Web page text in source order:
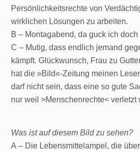
Persönlichkeitsrechte von
wirklichen Lösungen zu arbeiten.
B – Montagabend, da guck ich
C – Mutig, dass endlich jemand
kämpft. Glückwunsch, Frau zu
hat die »Bild«-Zeitung meinen
darf nicht sein, dass eine so gute
nur weil >Menschenrechte< verletzt
Was ist auf diesem Bild zu sehen?
A – Die Lebensmittelampel, die